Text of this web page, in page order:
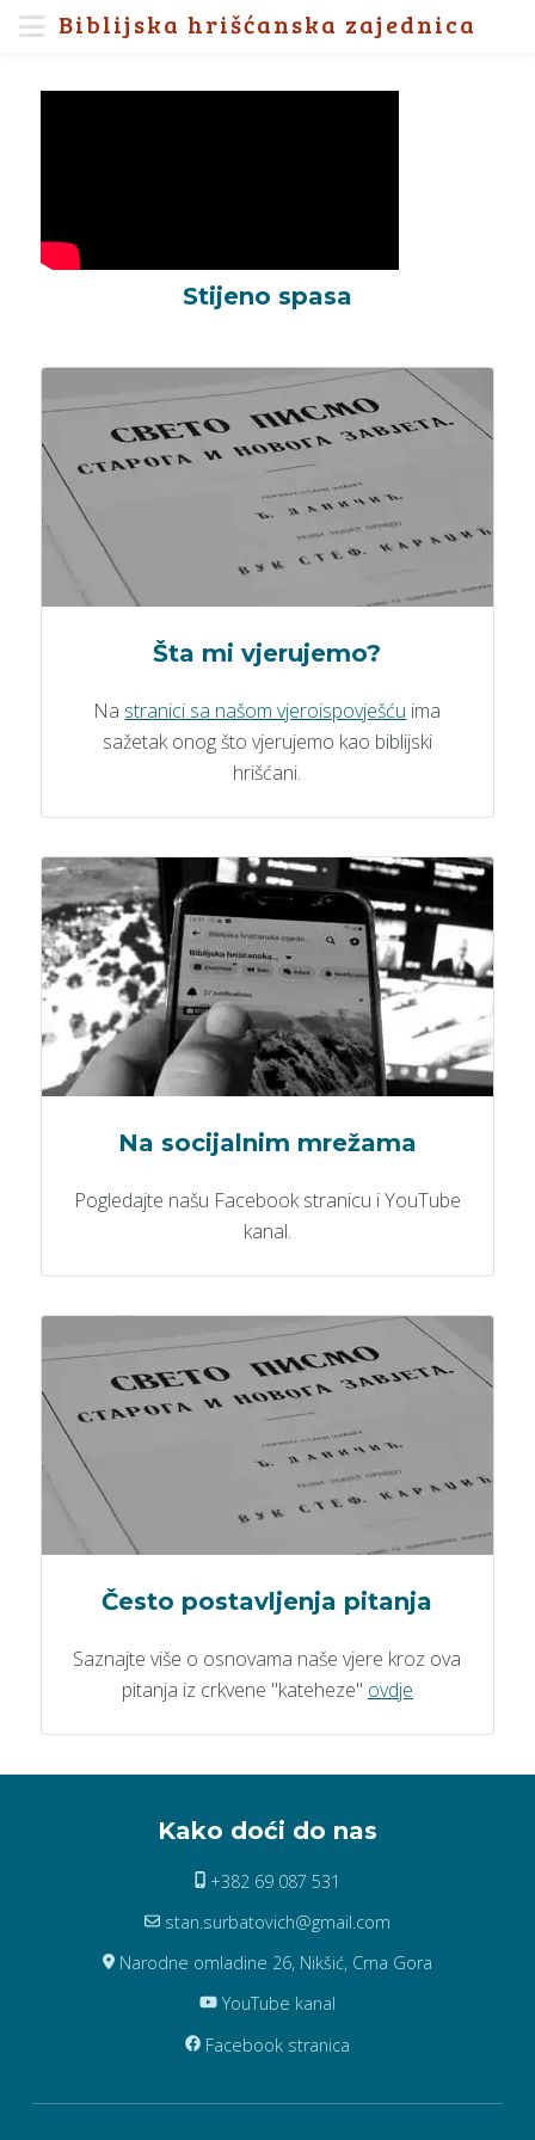
Biblijska hrišćanska zajednica
Stijeno spasa
Šta mi vjerujemo?
Na stranici sa našom vjeroispovješću ima
sažetak onog što vjerujemo kao biblijski
hrišćani.
Na socijalnim mrežama
Pogledajte našu Facebook stranicu i YouTube
kanal.
Često postavljenja pitanja
Saznajte više o osnovama naše vjere kroz ova
pitanja iz crkvene "kateheze" ovdje
Kako doći do nas
+382 69 087 531
stan.surbatovich@gmail.com
Narodne omladine 26, Nikšić, Crna Gora
YouTube kanal
Facebook stranica